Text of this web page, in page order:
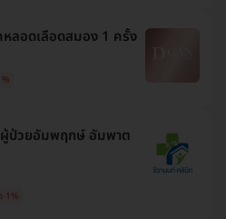
ลอดเลือดสมอง 1 ครั้ง
ป่วยอัมพฤกษ์ อัมพาต
1%